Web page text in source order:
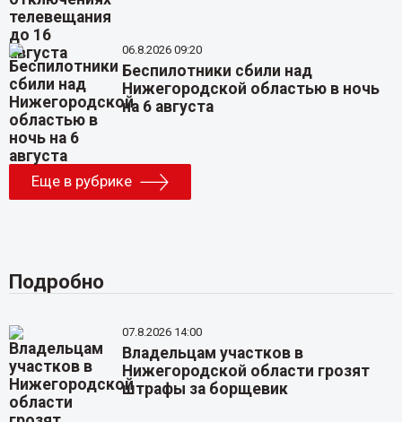
06.8.2026 09:20
Беспилотники сбили над
Нижегородской областью в ночь
на 6 августа
Еще в рубрике
Подробно
07.8.2026 14:00
Владельцам участков в
Нижегородской области грозят
штрафы за борщевик